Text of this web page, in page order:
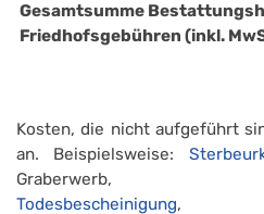
Gesamtsumme
Friedhofsgebühren (inkl.
Kosten, die nicht aufgeführt
an. Beispielsweise:
Graberwerb,
Todesbescheinigung,